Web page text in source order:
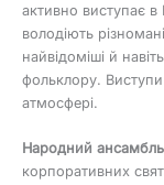
активно виступає в
володіють
найвідоміші й
фольклору.
атмосфері.
Народний
корпоративних